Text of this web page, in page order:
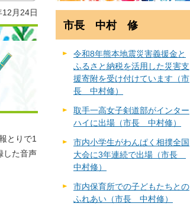
月24日
とりで1
した音声
市長 中村 修
令和8年熊本地震災害義援金と
ふるさと納税を活用した災害支
援寄附を受け付けています（市
長 中村修）
取手一高女子剣道部がインター
ハイに出場（市長 中村修）
市内小学生がわんぱく相撲全国
大会に3年連続で出場（市長
中村修）
市内保育所での子どもたちとの
ふれあい（市長 中村修）